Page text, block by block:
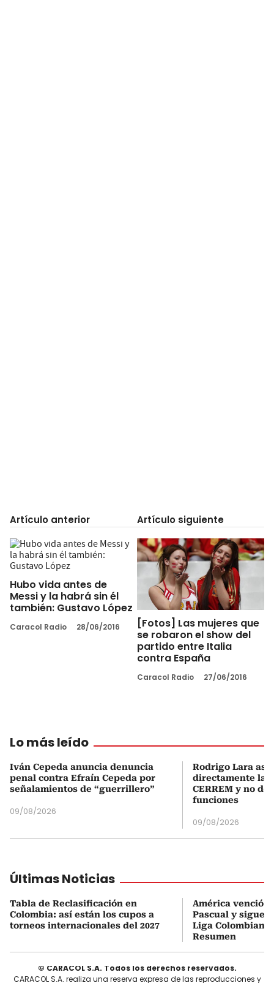
Artículo anterior
Hubo vida antes de
Messi y la habrá sin él
también: Gustavo López
Caracol Radio 28/06/2016
Artículo siguiente
[Fotos] Las mujeres que
se robaron el show del
partido entre Italia
contra España
Caracol Radio 27/06/2016
Lo más leído
Iván Cepeda anuncia denuncia
penal contra Efraín Cepeda por
señalamientos de “guerrillero”
09/08/2026
Rodrigo Lara
directamente la
CERREM y no
funciones
09/08/2026
Últimas Noticias
Tabla de Reclasificación en
Colombia: así están los cupos a
torneos internacionales del 2027
América venció
Pascual y sigue
Liga Colombiana
Resumen
© CARACOL S.A. Todos los derechos reservados.
CARACOL S.A. realiza una reserva expresa de las reproducciones y